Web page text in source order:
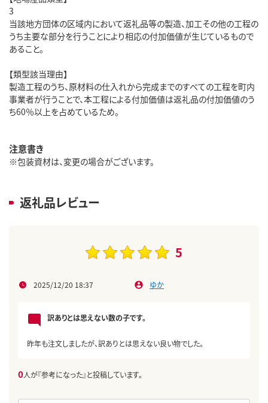
3
当該地方団体の区域内において返礼品等の製造、加工その他の工程の
うち主要な部分を行うことにより相応の付加価値が生じているもので
あること。
【類型該当理由】
製造工程のうち、原材料の仕入れから完成までのすべての工程を町内
事業者が行うことで、本工程による付加価値は返礼品の付加価値のう
ち60％以上を占めているため。
注意書き
※包装資材は、変更の場合がございます。
返礼品レビュー
5
2025/12/20 18:37 ゆか
訳ありとは思えない数の子です。
昨年も注文しましたが、訳ありとは思えない良い物でした。
0人が『参考になった』と投稿しています。